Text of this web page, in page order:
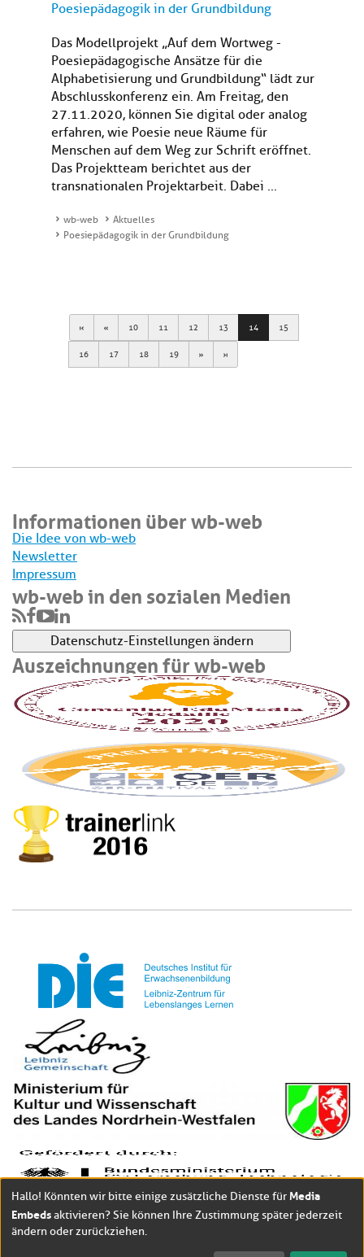
Poesiepädagogik in der Grundbildung
Das Modellprojekt „Auf dem Wortweg -
Poesiepädagogische Ansätze für die
Alphabetisierung und Grundbildung“ lädt zur
Abschlusskonferenz ein. Am Freitag, den
27.11.2020, können Sie digital oder analog
erfahren, wie Poesie neue Räume für
Menschen auf dem Weg zur Schrift eröffnet.
Das Projektteam berichtet aus der
transnationalen Projektarbeit. Dabei ...
wb-web
Aktuelles
Poesiepädagogik in der Grundbildung
First Previous
10 11 12 13 14 15
16 17 18 19 Next Last
Informationen über wb-web
Die Idee von wb-web
Newsletter
Impressum
wb-web in den sozialen Medien
Datenschutz-Einstellungen ändern
Auszeichnungen für wb-web
Hallo! Könnten wir bitte einige zusätzliche Dienste für Media
Embedsaktivieren? Sie können Ihre Zustimmung später jederzeit
ändern oder zurückziehen.